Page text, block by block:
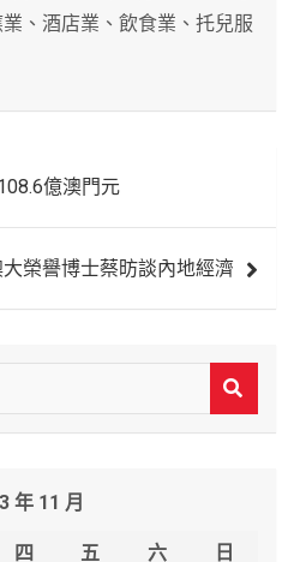
、酒店業、飲食業、托兒服
億澳門元
大榮譽博士蔡昉談內地經濟
年 11 月
四 五 六 日